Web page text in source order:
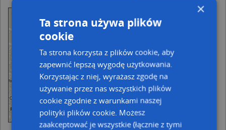
×
Ta strona używa plików
cookie
Ta strona korzysta z plików cookie, aby
zapewnić lepszą wygodę użytkowania.
Korzystając z niej, wyrażasz zgodę na
używanie przez nas wszystkich plików
cookie zgodnie z warunkami naszej
polityki plików cookie. Możesz
zaakceptować je wszystkie (łącznie z tymi